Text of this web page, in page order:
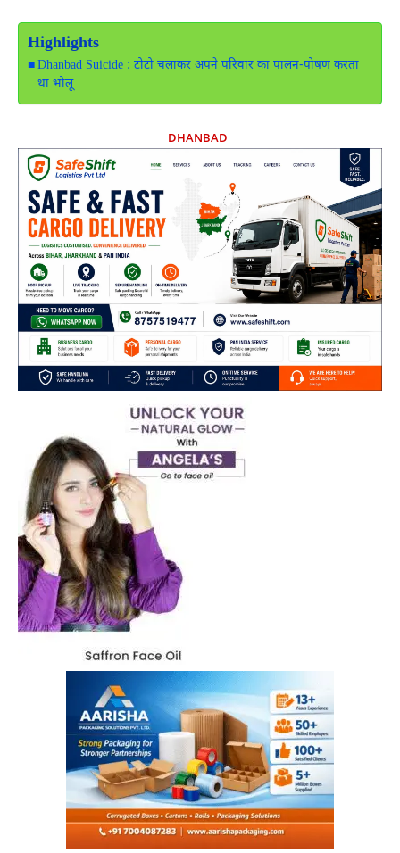
Highlights
Dhanbad Suicide : टोटो चलाकर अपने परिवार का पालन-पोषण करता
था भोलू
DHANBAD